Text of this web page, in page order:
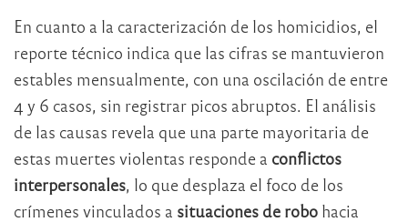
En cuanto a la caracterización de los homicidios, el
reporte técnico indica que las cifras se mantuvieron
estables mensualmente, con una oscilación de entre
4 y 6 casos, sin registrar picos abruptos. El análisis
de las causas revela que una parte mayoritaria de
estas muertes violentas responde a conflictos
interpersonales, lo que desplaza el foco de los
crímenes vinculados a situaciones de robo hacia